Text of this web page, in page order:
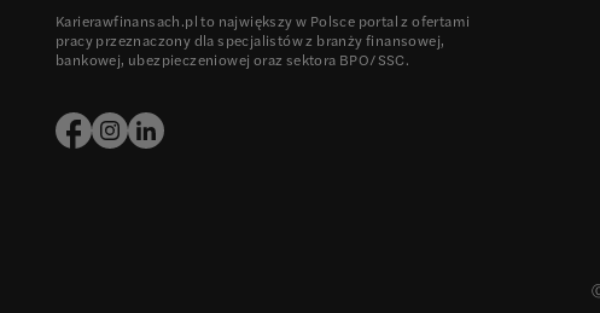
Karierawfinansach.pl to największy w Polsce portal z ofertami
pracy przeznaczony dla specjalistów z branży finansowej,
bankowej, ubezpieczeniowej oraz sektora BPO/SSC.